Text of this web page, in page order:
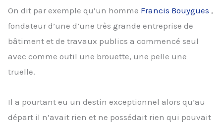
On dit par exemple qu’un homme Francis Bouygues ,
fondateur d’une d’une très grande entreprise de
bâtiment et de travaux publics a commencé seul
avec comme outil une brouette, une pelle une
truelle.
Il a pourtant eu un destin exceptionnel alors qu’au
départ il n’avait rien et ne possédait rien qui pouvait